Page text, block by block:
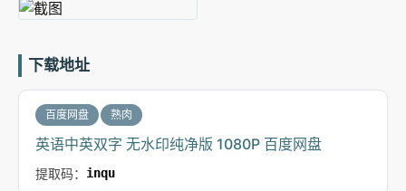
下载地址
百度网盘 熟肉
英语中英双字 无水印纯净版 1080P 百度网盘
提取码： inqu